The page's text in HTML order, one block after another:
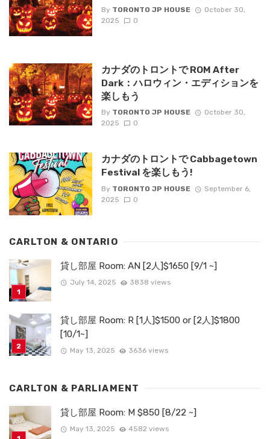
By TORONTO JP HOUSE
October 30,
2025
0
カナダのトロントで ROM After
Dark：ハロウィン・エディションを
楽しもう
By TORONTO JP HOUSE
October 30,
2025
0
カナダのトロントで Cabbagetown
Festival を楽しもう!
By TORONTO JP HOUSE
September 6,
2025
0
CARLTON & ONTARIO
貸し部屋 Room: AN [2人]$1650 [9/1 ~]
July 14, 2025 3838 views
貸し部屋 Room: R [1人]$1500 or [2人]$1800
[10/1~]
May 13, 2025 3636 views
CARLTON & PARLIAMENT
貸し部屋 Room: M $850 [8/22 ~]
May 13, 2025 4582 views